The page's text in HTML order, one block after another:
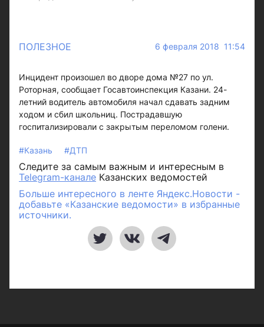
ПОЛЕЗНОЕ 6 февраля 2018 11:54
Инцидент произошел во дворе дома №27 по ул.
Роторная, сообщает Госавтоинспекция Казани. 24-
летний водитель автомобиля начал сдавать задним
ходом и сбил школьниц. Пострадавшую
госпитализировали с закрытым переломом голени.
#Казань #ДТП
Следите за самым важным и интересным в
Telegram-канале Казанских ведомостей
Больше интересного в ленте Яндекс.Новости -
добавьте «Казанские ведомости» в избранные
источники.